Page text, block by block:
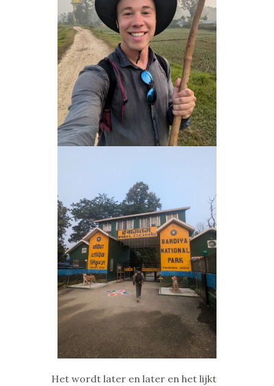
Het wordt later en later en het lijkt